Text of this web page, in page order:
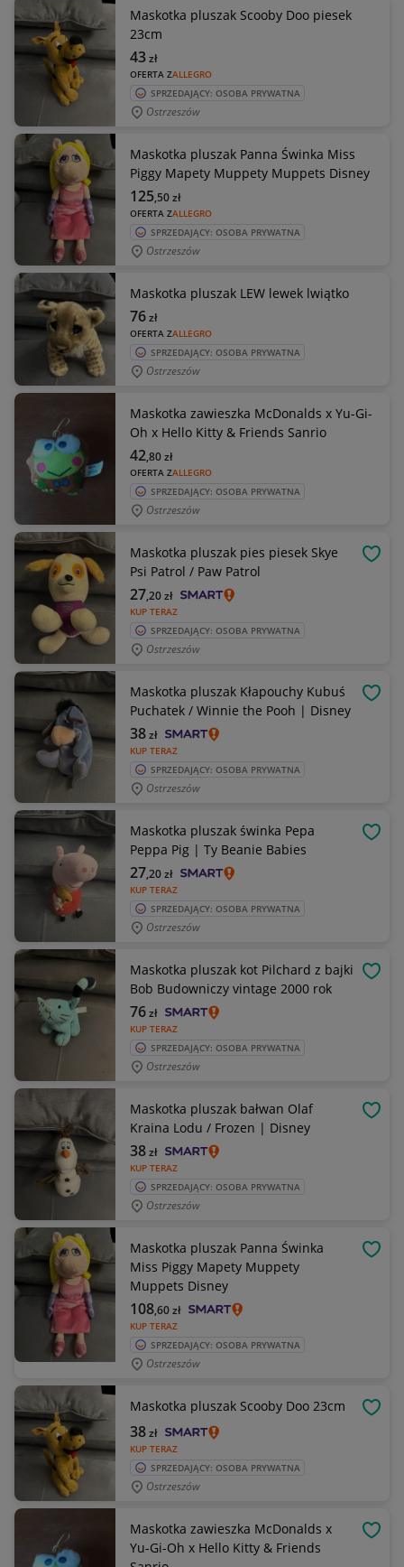
Maskotka pluszak Scooby Doo piesek
23cm
OFERTA ZALLEGRO
43zł
SPRZEDAJĄCY: OSOBA PRYWATNA
Ostrzeszów
Maskotka pluszak Panna Świnka Miss
Piggy Mapety Muppety Muppets Disney
OFERTA ZALLEGRO
125,50zł
SPRZEDAJĄCY: OSOBA PRYWATNA
Ostrzeszów
Maskotka pluszak LEW lewek lwiątko
OFERTA ZALLEGRO
76zł
SPRZEDAJĄCY: OSOBA PRYWATNA
Ostrzeszów
Maskotka zawieszka McDonalds x Yu-Gi-
Oh x Hello Kitty & Friends Sanrio
OFERTA ZALLEGRO
42,80zł
SPRZEDAJĄCY: OSOBA PRYWATNA
Ostrzeszów
Maskotka pluszak pies piesek Skye
Psi Patrol / Paw Patrol
KUP TERAZ
27,20zł
SPRZEDAJĄCY: OSOBA PRYWATNA
Ostrzeszów
Maskotka pluszak Kłapouchy Kubuś
Puchatek / Winnie the Pooh | Disney
KUP TERAZ
38zł
SPRZEDAJĄCY: OSOBA PRYWATNA
Ostrzeszów
Maskotka pluszak świnka Pepa
Peppa Pig | Ty Beanie Babies
KUP TERAZ
27,20zł
SPRZEDAJĄCY: OSOBA PRYWATNA
Ostrzeszów
Maskotka pluszak kot Pilchard z bajki
Bob Budowniczy vintage 2000 rok
KUP TERAZ
76zł
SPRZEDAJĄCY: OSOBA PRYWATNA
Ostrzeszów
Maskotka pluszak bałwan Olaf
Kraina Lodu / Frozen | Disney
KUP TERAZ
38zł
SPRZEDAJĄCY: OSOBA PRYWATNA
Ostrzeszów
Maskotka pluszak Panna Świnka
Miss Piggy Mapety Muppety
Muppets Disney
KUP TERAZ
108,60zł
SPRZEDAJĄCY: OSOBA PRYWATNA
Ostrzeszów
Maskotka pluszak Scooby Doo 23cm
KUP TERAZ
38zł
SPRZEDAJĄCY: OSOBA PRYWATNA
Ostrzeszów
Maskotka zawieszka McDonalds x
Yu-Gi-Oh x Hello Kitty & Friends